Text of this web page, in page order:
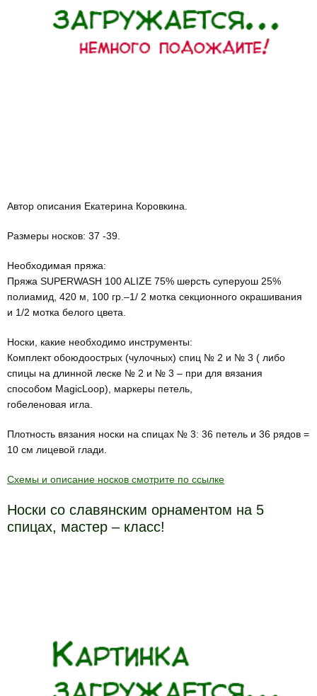
Автор описания Екатерина Коровкина.
Размеры носков: 37 -39.
Необходимая пряжа:
Пряжа SUPERWASH 100 ALIZE 75% шерсть суперуош 25%
полиамид, 420 м, 100 гр.–1/ 2 мотка секционного окрашивания
и 1/2 мотка белого цвета.
Носки, какие необходимо инструменты:
Комплект обоюдоострых (чулочных) спиц № 2 и № 3 ( либо
спицы на длинной леске № 2 и № 3 – при для вязания
способом MagiсLoop), маркеры петель,
гобеленовая игла.
Плотность вязания носки на спицах № 3: 36 петель и 36 рядов =
10 см лицевой глади.
Схемы и описание носков смотрите по ссылке
Носки со славянским орнаментом на 5
спицах, мастер – класс!